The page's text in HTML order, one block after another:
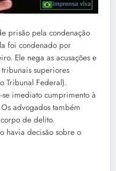
prisão pela condenação
foi condenado por
Ele nega as acusações e
superiores
Tribunal Federal).
imediato cumprimento à
advogados também
de delito.
havia decisão sobre o